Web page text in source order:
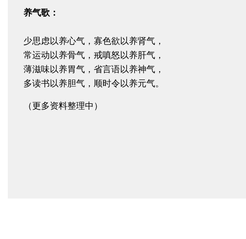
养气歌：
少思虑以养心气，寡色欲以养肾气，
常运动以养骨气，戒嗔怒以养肝气，
薄滋味以养胃气，省言语以养神气，
多读书以养胆气，顺时令以养元气。
（更多资料整理中）